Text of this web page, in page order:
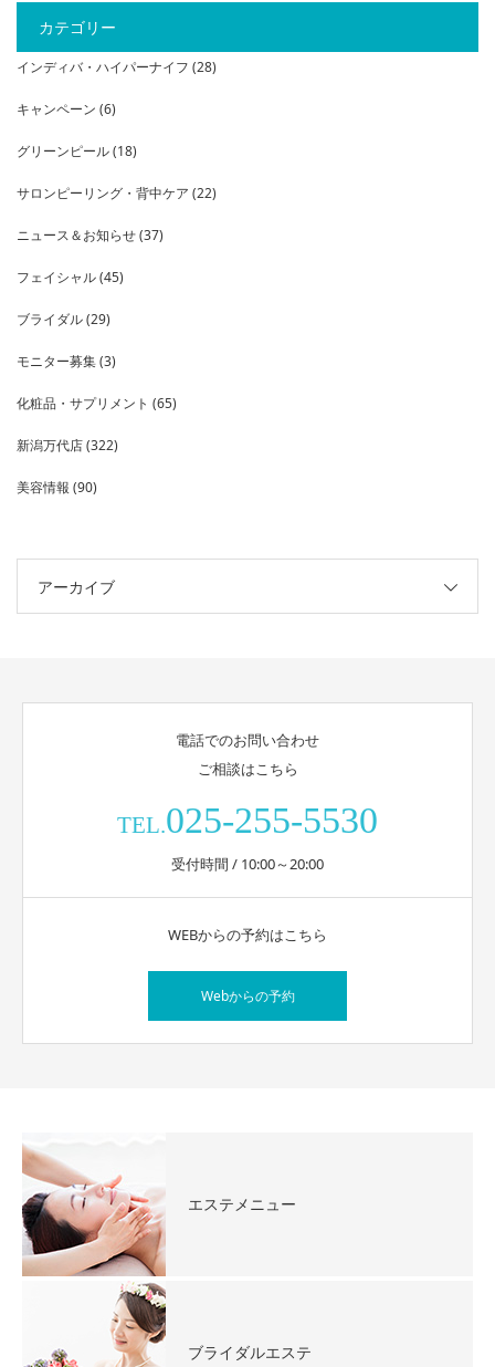
カテゴリー
インディバ・ハイパーナイフ (28)
キャンペーン (6)
グリーンピール(18)
サロンピーリング・背中ケア (22)
ニュース＆お知らせ(37)
フェイシャル(45)
ブライダル(29)
モニター募集(3)
化粧品・サプリメント (65)
新潟万代店(322)
美容情報 (90)
アーカイブ
電話でのお問い合わせ
ご相談はこちら
TEL.025-255-5530
受付時間 / 10:00～20:00
WEBからの予約はこちら
Webからの予約
エステメニュー
ブライダルエステ